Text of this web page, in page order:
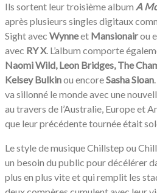
Ils sortent leur troisième album A
après plusieurs singles digitaux
Sight avec Wynneet Mansionairou
avec RY X. L’album comporte
Naomi Wild, Leon Bridges, The
Kelsey Bulkinou encoreSasha Sloan
va sillonné le monde avec une
au travers de l’Australie, Europe et
que leur précédente tournée était
Le style de musique Chillstep ou
un besoin du public pour décélérer
plus en plus vite et qui remplit les